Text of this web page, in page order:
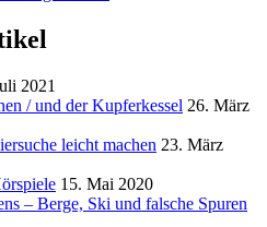
2021
/ und der Kupferkessel 26. März
leicht machen 23. März
15. Mai 2020
– Berge, Ski und falsche Spuren